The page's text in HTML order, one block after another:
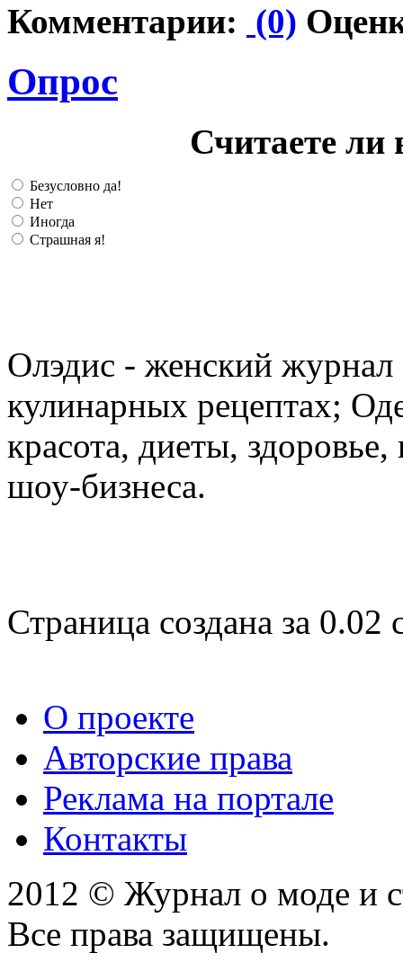
Комментарии: (0)
Опрос
Считаете ли
Безусловно да!
Нет
Иногда
Страшная я!
Олэдис - женский журнал
кулинарных рецептах;
красота, диеты,
шоу-бизнеса.
Страница создана за 0.02
О проекте
Авторские права
Реклама на портале
Контакты
2012 © Журнал о моде и
Все права защищены.